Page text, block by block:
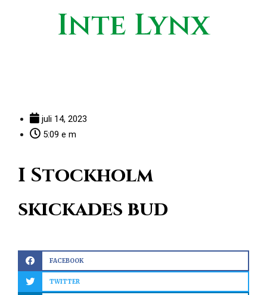
Inte Lynx
juli 14, 2023
5:09 e m
I Stockholm
skickades bud
FACEBOOK
TWITTER